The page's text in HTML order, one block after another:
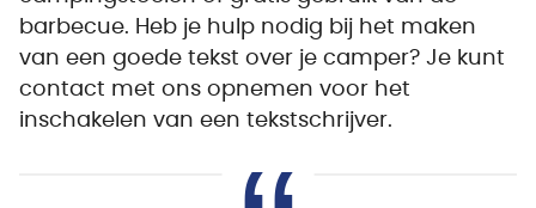
barbecue. Heb je hulp nodig bij het maken
van een goede tekst over je camper? Je kunt
contact met ons opnemen voor het
inschakelen van een tekstschrijver.